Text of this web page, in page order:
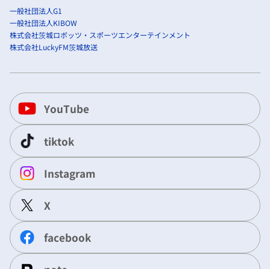
一般社団法人G1
一般社団法人KIBOW
株式会社茨城ロボッツ・スポーツエンターテインメント
株式会社LuckyFM茨城放送
YouTube
tiktok
Instagram
X
facebook